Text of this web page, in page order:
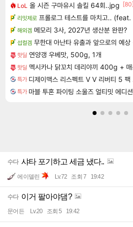
LoL 올 시즌 구마유시 솔킬 64회..jpg [80]
리밋제로 프롤로그 테스트를 마치고.. (feat.
해외겜 메모리 3사, 2027년 생산분 완판?
섭컬겜 무한대 아난타 유출과 앞으로의 예상
핫딜 연양갱 우베맛, 500g, 1개
핫딜 멕시카나 닭꼬치 데리야끼 400g + 매콤
특가
특가
수다 샤타 포기하고 세금 냈다..
에이델린 Lv.72 조회 7 19:42
수다 이거 팔아야댐?
문어든 Lv.20 조회 5 19:42